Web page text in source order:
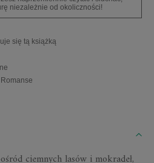
niezależnie od okoliczności!
się tą książką
Romanse
ciemnych lasów i mokradeł,